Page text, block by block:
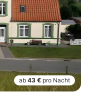
ab 43 € pro Nacht